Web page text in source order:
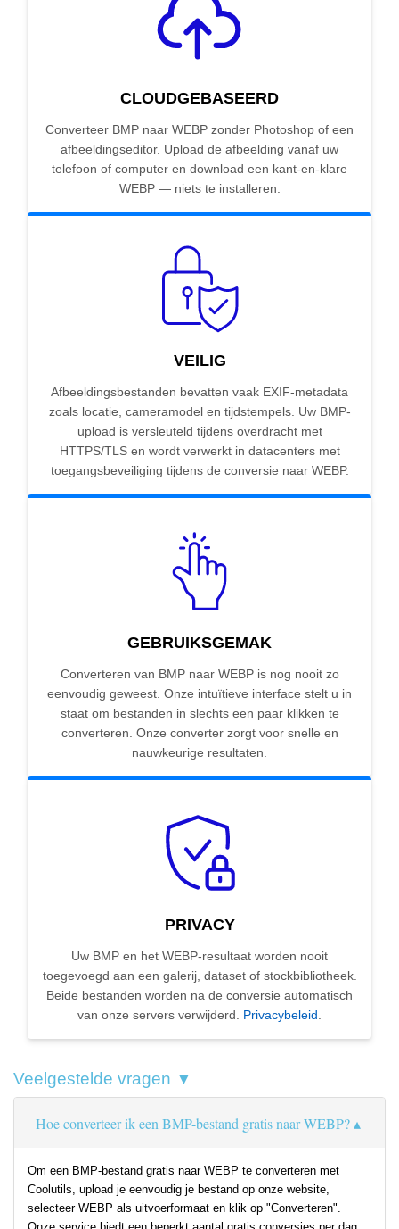
CLOUDGEBASEERD
Converteer BMP naar WEBP zonder Photoshop of een
afbeeldingseditor. Upload de afbeelding vanaf uw
telefoon of computer en download een kant-en-klare
WEBP — niets te installeren.
VEILIG
Afbeeldingsbestanden bevatten vaak EXIF-metadata
zoals locatie, cameramodel en tijdstempels. Uw BMP-
upload is versleuteld tijdens overdracht met
HTTPS/TLS en wordt verwerkt in datacenters met
toegangsbeveiliging tijdens de conversie naar WEBP.
GEBRUIKSGEMAK
Converteren van BMP naar WEBP is nog nooit zo
eenvoudig geweest. Onze intuïtieve interface stelt u in
staat om bestanden in slechts een paar klikken te
converteren. Onze converter zorgt voor snelle en
nauwkeurige resultaten.
PRIVACY
Uw BMP en het WEBP-resultaat worden nooit
toegevoegd aan een galerij, dataset of stockbibliotheek.
Beide bestanden worden na de conversie automatisch
van onze servers verwijderd. Privacybeleid.
Veelgestelde vragen ▼
Hoe converteer ik een BMP-bestand gratis naar WEBP?
Om een BMP-bestand gratis naar WEBP te converteren met
Coolutils, upload je eenvoudig je bestand op onze website,
selecteer WEBP als uitvoerformaat en klik op "Converteren".